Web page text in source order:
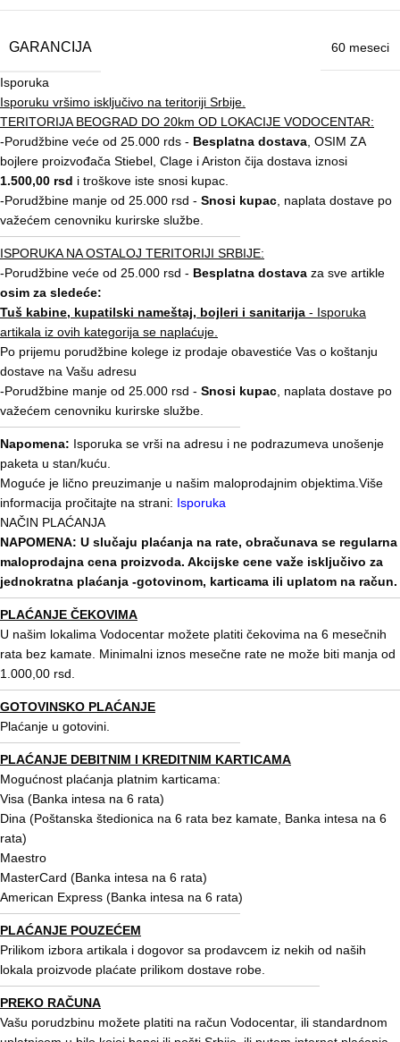
GARANCIJA 60 meseci
Isporuka
Isporuku vršimo isključivo na teritoriji Srbije.
TERITORIJA BEOGRAD DO 20km OD LOKACIJE VODOCENTAR:
-Porudžbine veće od 25.000 rds - Besplatna dostava, OSIM ZA
bojlere proizvođača Stiebel, Clage i Ariston čija dostava iznosi
1.500,00 rsd i troškove iste snosi kupac.
-Porudžbine manje od 25.000 rsd - Snosi kupac, naplata dostave po
važećem cenovniku kurirske službe.
ISPORUKA NA OSTALOJ TERITORIJI SRBIJE:
-Porudžbine veće od 25.000 rsd - Besplatna dostava za sve artikle
osim za sledeće:
Tuš kabine, kupatilski nameštaj, bojleri i sanitarija - Isporuka
artikala iz ovih kategorija se naplaćuje.
Po prijemu porudžbine kolege iz prodaje obavestiće Vas o koštanju
dostave na Vašu adresu
-Porudžbine manje od 25.000 rsd - Snosi kupac, naplata dostave po
važećem cenovniku kurirske službe.
Napomena: Isporuka se vrši na adresu i ne podrazumeva unošenje
paketa u stan/kuću.
Moguće je lično preuzimanje u našim maloprodajnim objektima.Više
informacija pročitajte na strani: Isporuka
NAČIN PLAĆANJA
NAPOMENA: U slučaju plaćanja na rate, obračunava se regularna
maloprodajna cena proizvoda. Akcijske cene važe isključivo za
jednokratna plaćanja -gotovinom, karticama ili uplatom na račun.
PLAĆANJE ČEKOVIMA
U našim lokalima Vodocentar možete platiti čekovima na 6 mesečnih
rata bez kamate. Minimalni iznos mesečne rate ne može biti manja od
1.000,00 rsd.
GOTOVINSKO PLAĆANJE
Plaćanje u gotovini.
PLAĆANJE DEBITNIM I KREDITNIM KARTICAMA
Mogućnost plaćanja platnim karticama:
Visa (Banka intesa na 6 rata)
Dina (Poštanska štedionica na 6 rata bez kamate, Banka intesa na 6
rata)
Maestro
MasterCard (Banka intesa na 6 rata)
American Express (Banka intesa na 6 rata)
PLAĆANJE POUZEĆEM
Prilikom izbora artikala i dogovor sa prodavcem iz nekih od naših
lokala proizvode plaćate prilikom dostave robe.
PREKO RAČUNA
Vašu porudzbinu možete platiti na račun Vodocentar, ili standardnom